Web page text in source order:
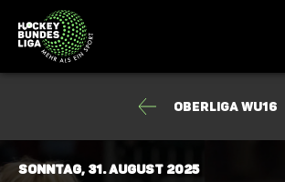
Oberliga wU16
Sonntag, 31. August 2025